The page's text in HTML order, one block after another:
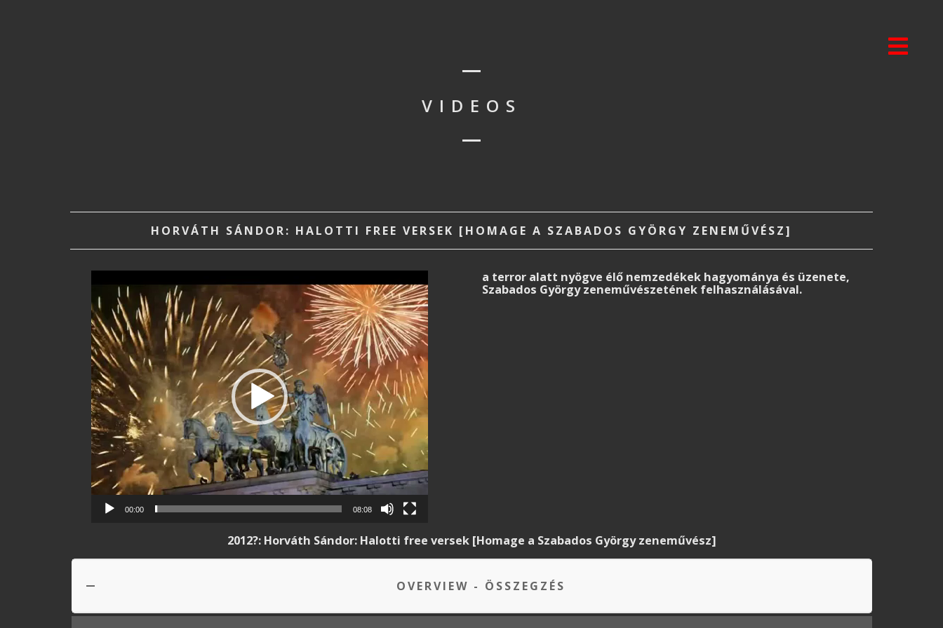
VIDEOS
HORVÁTH SÁNDOR: HALOTTI FREE VERSEK [HOMAGE A SZABADOS GYÖRGY ZENEMŰVÉSZ]
Player
00:00 08:08
a terror alatt nyögve élő nemzedékek hagyománya és üzenete,
Szabados György zeneművészetének felhasználásával.
2012?: Horváth Sándor: Halotti free versek [Homage a Szabados György zeneművész]
OVERVIEW - ÖSSZEGZÉS